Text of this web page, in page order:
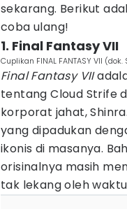
sekarang. Berikut
coba ulang!
1. Final Fantasy VII
Cuplikan FINAL FANTASY VII (dok.
Final Fantasy VII
tentang Cloud Strife
korporat jahat,
yang dipadukan
ikonis di masanya.
orisinalnya masih
tak lekang oleh